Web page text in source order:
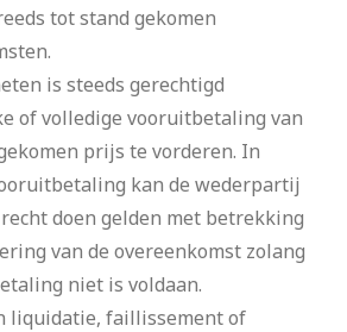
tot stand gekomen
is steeds gerechtigd
of volledige vooruitbetaling van
prijs te vorderen. In
kan de wederpartij
doen gelden met betrekking
van de overeenkomst zolang
niet is voldaan.
liquidatie, faillissement of